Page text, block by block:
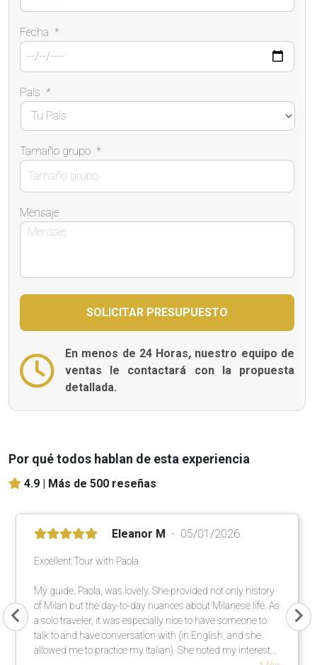
Fecha *
País *
Tamaño grupo *
Mensaje
En menos de 24 Horas, nuestro equipo de
ventas le contactará con la propuesta
detallada.
Por qué todos hablan de esta experiencia
4.9 | Más de 500 reseñas
Eleanor M 05/01/2026
Excellent Tour with Paola
My guide, Paola, was lovely. She provided not only history
of Milan but the day-to-day nuances about Milanese life. As
a solo traveler, it was especially nice to have someone to
talk to and have conversation with (in English, and she
allowed me to practice my Italian). She noted my interests